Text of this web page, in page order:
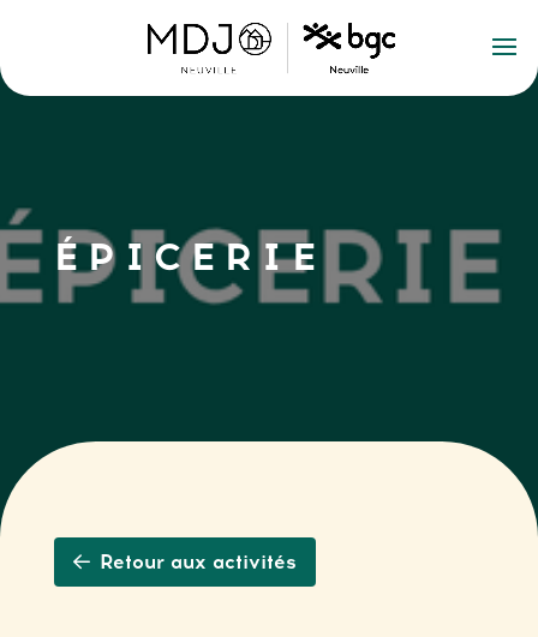
ÉPICERIE
Retour aux activités